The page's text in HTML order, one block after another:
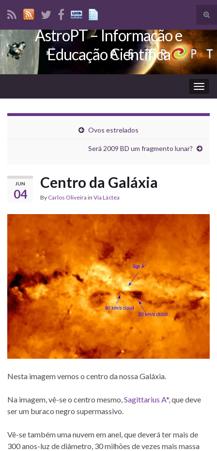
Search for:
AstroPT – Informação e
Educação Científica
Ovos estrelados
Será 2009 BD um fragmento lunar?
JUN
04
Centro da Galáxia
By Carlos Oliveira in Via Láctea
Nesta imagem vemos o centro da nossa Galáxia.
Na imagem, vê-se o centro mesmo, Sagittarius A*, que deve
ser um buraco negro supermassivo.
Vê-se também uma nuvem em anel, que deverá ter mais de
300 anos-luz de diâmetro, 30 milhões de vezes mais massa